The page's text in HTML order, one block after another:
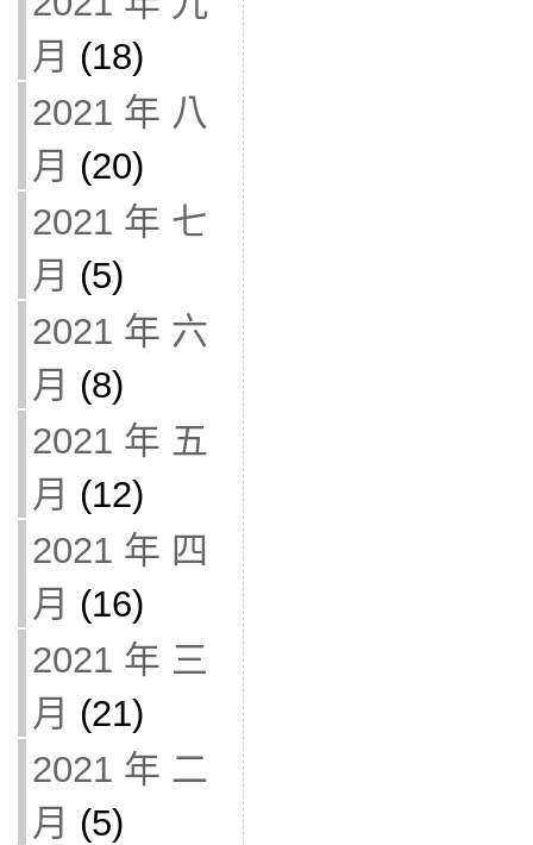
月 (18)
2021 年 八
月 (20)
2021 年 七
月 (5)
2021 年 六
月 (8)
2021 年 五
月 (12)
2021 年 四
月 (16)
2021 年 三
月 (21)
2021 年 二
月 (5)